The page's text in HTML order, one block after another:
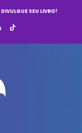
DIVULGUE SEU LIVRO!